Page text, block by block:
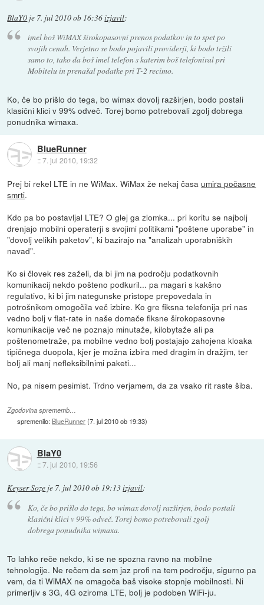
BlaY0 je 7. jul 2010 ob 16:36izjavil:
imel boš WiMAX širokopasovni prenos podatkov in to spet po
svojih cenah. Verjetno se bodo pojavili providerji, ki bodo tržili
samo to, tako da boš imel telefon s katerim boš telefoniral pri
Mobitelu in prenašal podatke pri T-2 recimo.
Ko, če bo prišlo do tega, bo wimax dovolj razširjen, bodo postali
klasični klici v 99% odveč. Torej bomo potrebovali zgolj dobrega
ponudnika wimaxa.
BlueRunner
::7. jul 2010, 19:32
Prej bi rekel LTE in ne WiMax. WiMax že nekaj časaumira počasne
smrti.
Kdo pa bo postavljal LTE? O glej ga zlomka... pri koritu se najbolj
drenjajo mobilni operaterji s svojimi politikami "poštene uporabe" in
"dovolj velikih paketov", ki bazirajo na "analizah uporabniških
navad".
Ko si človek res zaželi, da bi jim na področju podatkovnih
komunikacij nekdo pošteno podkuril... pa magari s kakšno
regulativo, ki bi jim nategunske pristope prepovedala in
potrošnikom omogočila več izbire. Ko gre fiksna telefonija pri nas
vedno bolj v flat-rate in naše domače fiksne širokopasovne
komunikacije več ne poznajo minutaže, kilobytaže ali pa
poštenometraže, pa mobilne vedno bolj postajajo zahojena kloaka
tipičnega duopola, kjer je možna izbira med dragim in dražjim, ter
bolj ali manj nefleksibilnimi paketi...
No, pa nisem pesimist. Trdno verjamem, da za vsako rit raste šiba.
Zgodovina sprememb…
spremenilo: BlueRunner(7. jul 2010 ob 19:33)
BlaY0
::7. jul 2010, 19:56
Keyser Soze je 7. jul 2010 ob 19:13izjavil:
Ko, če bo prišlo do tega, bo wimax dovolj razširjen, bodo postali
klasični klici v 99% odveč. Torej bomo potrebovali zgolj
dobrega ponudnika wimaxa.
To lahko reče nekdo, ki se ne spozna ravno na mobilne
tehnologije. Ne rečem da sem jaz profi na tem področju, sigurno pa
vem, da ti WiMAX ne omagoča baš visoke stopnje mobilnosti. Ni
primerljiv s 3G, 4G oziroma LTE, bolj je podoben WiFi-ju.